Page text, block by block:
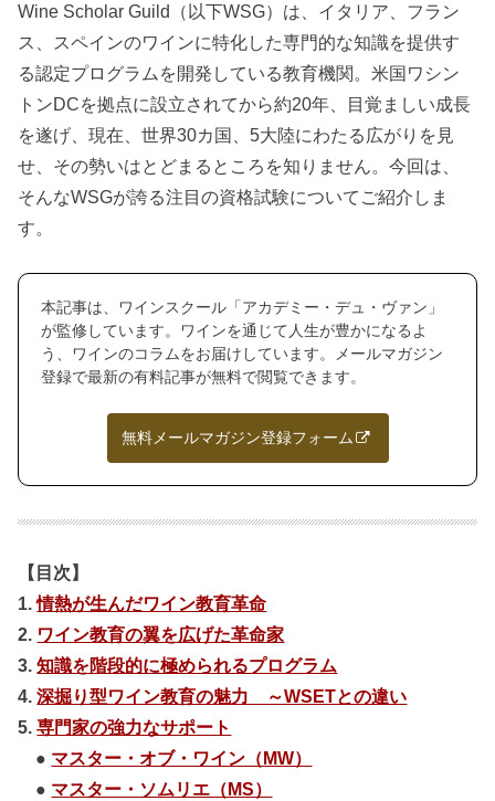
Wine Scholar Guild（以下WSG）は、イタリア、フラン
ス、スペインのワインに特化した専門的な知識を提供す
る認定プログラムを開発している教育機関。米国ワシン
トンDCを拠点に設立されてから約20年、目覚ましい成長
を遂げ、現在、世界30カ国、5大陸にわたる広がりを見
せ、その勢いはとどまるところを知りません。今回は、
そんなWSGが誇る注目の資格試験についてご紹介しま
す。
本記事は、ワインスクール「アカデミー・デュ・ヴァン」
が監修しています。ワインを通じて人生が豊かになるよ
う、ワインのコラムをお届けしています。メールマガジン
登録で最新の有料記事が無料で閲覧できます。
無料メールマガジン登録フォーム
【目次】
1.情熱が生んだワイン教育革命
2. ワイン教育の翼を広げた革命家
3.知識を階段的に極められるプログラム
4.深掘り型ワイン教育の魅力 ～WSETとの違い
5.専門家の強力なサポート
● マスター・オブ・ワイン（MW）
● マスター・ソムリエ（MS）